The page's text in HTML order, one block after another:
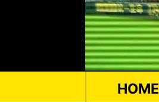
HOME